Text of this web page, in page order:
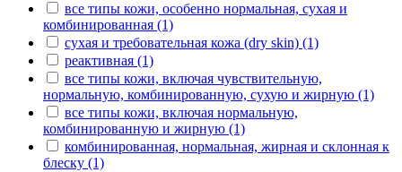
все типы кожи, особенно нормальная, сухая и
комбинированная (1)
сухая и требовательная кожа (dry skin) (1)
реактивная (1)
все типы кожи, включая чувствительную,
нормальную, комбинированную, сухую и жирную (1)
все типы кожи, включая нормальную,
комбинированную и жирную (1)
комбинированная, нормальная, жирная и склонная к
блеску (1)